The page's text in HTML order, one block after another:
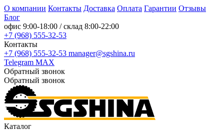
О компании Контакты Доставка Оплата Гарантии Отзывы
Блог
офис 9:00-18:00 / склад 8:00-22:00
+7 (968) 555-32-53
Контакты
+7 (968) 555-32-53 manager@sgshina.ru
Telegram MAX
Обратный звонок
Обратный звонок
Каталог